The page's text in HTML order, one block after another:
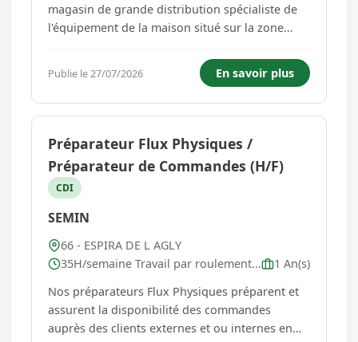
magasin de grande distribution spécialiste de
l'équipement de la maison situé sur la zone
: - Réception et contrôle des marchandises -
Mise en rayon et réapprovisionnement des
produits - Accueil conseil...
Publie le 27/07/2026 En savoir plus
Préparateur Flux Physiques /
Préparateur de Commandes (H/F)
CDI
SEMIN
66 - ESPIRA DE L AGLY
35H/semaine Travail par roulement...
1 An(s)
Nos préparateurs Flux Physiques préparent et
assurent la disponibilité des commandes
auprès des clients externes et ou internes en